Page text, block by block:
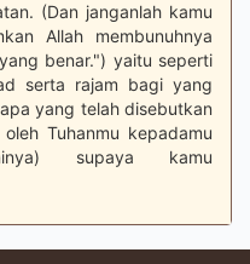
(Dan janganlah kamu
Allah membunuhnya
benar.") yaitu seperti
serta rajam bagi yang
yang telah disebutkan
Tuhanmu kepadamu
supaya kamu